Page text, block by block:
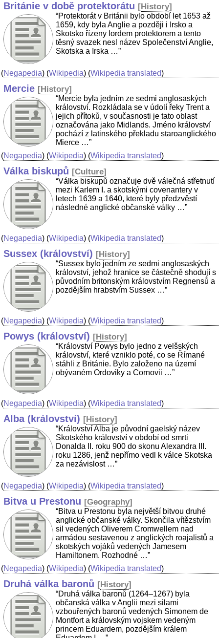
Británie v době protektorátu [History]
“Protektorát v Británii bylo období let 1653 až
1659, kdy byla Anglie a později i Irsko a
Skotsko řízeny lordem protektorem a tento
těsný svazek nesl název Společenství Anglie,
Skotska a Irska …”
(Negapedia) (Wikipedia) (Wikipedia translated)
Mercie [History]
“Mercie byla jedním ze sedmi anglosaských
království. Rozkládala se v údolí řeky Trent a
jejich přítoků, v současnosti je tato oblast
označována jako Midlands. Jméno království
pochází z latinského překladu staroanglického
Mierce …”
(Negapedia) (Wikipedia) (Wikipedia translated)
Válka biskupů [Culture]
“Válka biskupů označuje dvě válečná střetnutí
mezi Karlem I. a skotskými covenantery v
letech 1639 a 1640, které byly předzvěstí
následné anglické občanské války …”
(Negapedia) (Wikipedia) (Wikipedia translated)
Sussex (království) [History]
“Sussex bylo jedním ze sedmi anglosaských
království, jehož hranice se částečně shodují s
původním britonským královstvím Regnensů a
pozdějším hrabstvím Sussex …”
(Negapedia) (Wikipedia) (Wikipedia translated)
Powys (království) [History]
“Království Powys bylo jedno z velšských
království, které vzniklo poté, co se Římané
stáhli z Británie. Bylo založeno na území
obývaném Ordoviky a Cornovii …”
(Negapedia) (Wikipedia) (Wikipedia translated)
Alba (království) [History]
“Království Alba je původní gaelský název
Skotského království v období od smrti
Donalda II. roku 900 do skonu Alexandra III.
roku 1286, jenž nepřímo vedl k válce Skotska
za nezávislost …”
(Negapedia) (Wikipedia) (Wikipedia translated)
Bitva u Prestonu [Geography]
“Bitva u Prestonu byla největší bitvou druhé
anglické občanské války. Skončila vítězstvím
sil vedených Oliverem Cromwellem nad
armádou sestavenou z anglických roajalistů a
skotských vojáků vedených Jamesem
Hamiltonem. Rozhodné …”
(Negapedia) (Wikipedia) (Wikipedia translated)
Druhá válka baronů [History]
“Druhá válka baronů (1264–1267) byla
občanská válka v Anglii mezi silami
vzbouřených baronů vedených Simonem de
Montfort a královským vojskem vedeným
princem Eduardem, pozdějším králem